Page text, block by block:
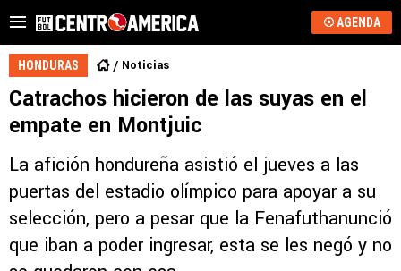
AGENDA
HONDURAS Noticias
Catrachos hicieron de las suyas en el
empate en Montjuic
La afición hondureña asistió el jueves a las
puertas del estadio olímpico para apoyar a su
selección, pero a pesar que la Fenafuthanunció
que iban a poder ingresar, esta se les negó y no